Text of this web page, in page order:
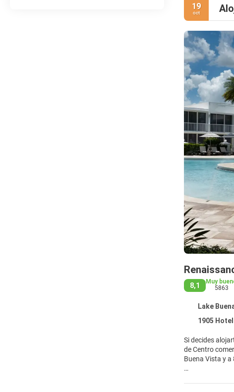
19
oct
8,1
Muy
5863
Lake
1905 Hotel
Si decides
de Centro comercial Disney
Buena Vista y a